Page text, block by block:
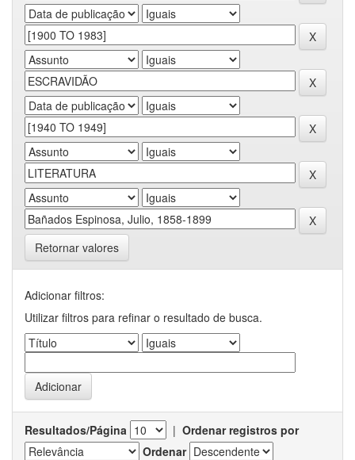
Retornar valores
Adicionar filtros:
Utilizar filtros para refinar o resultado de busca.
Resultados/Página | Ordenar registros por
Ordenar